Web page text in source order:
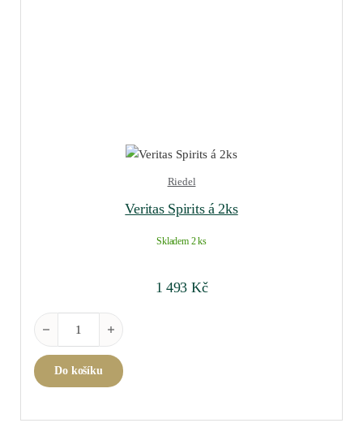
Riedel
Veritas Spirits á 2ks
Skladem 2 ks
1 493 Kč
Veritas Spirits á 2ks množství
Do košíku